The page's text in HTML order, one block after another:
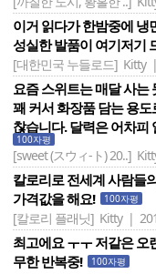
이거 읽다가 한밤중에 냉
성실한 발품이 여기저기
[대한민국 누들로드] Kitty
요즘 스위트는 매달 사는
꽤 커서 화장품 담는 용
찮습니다. 달력은 어차피
100자평
[sweet (スウィ-ト) 20..]
칼로리로 전세계 사람들
가격값을 해요!
100자평
[칼로리 플래닛] Kitty |
최고에요 ㅜㅜ 저같은 오
무한 반복중!
100자평